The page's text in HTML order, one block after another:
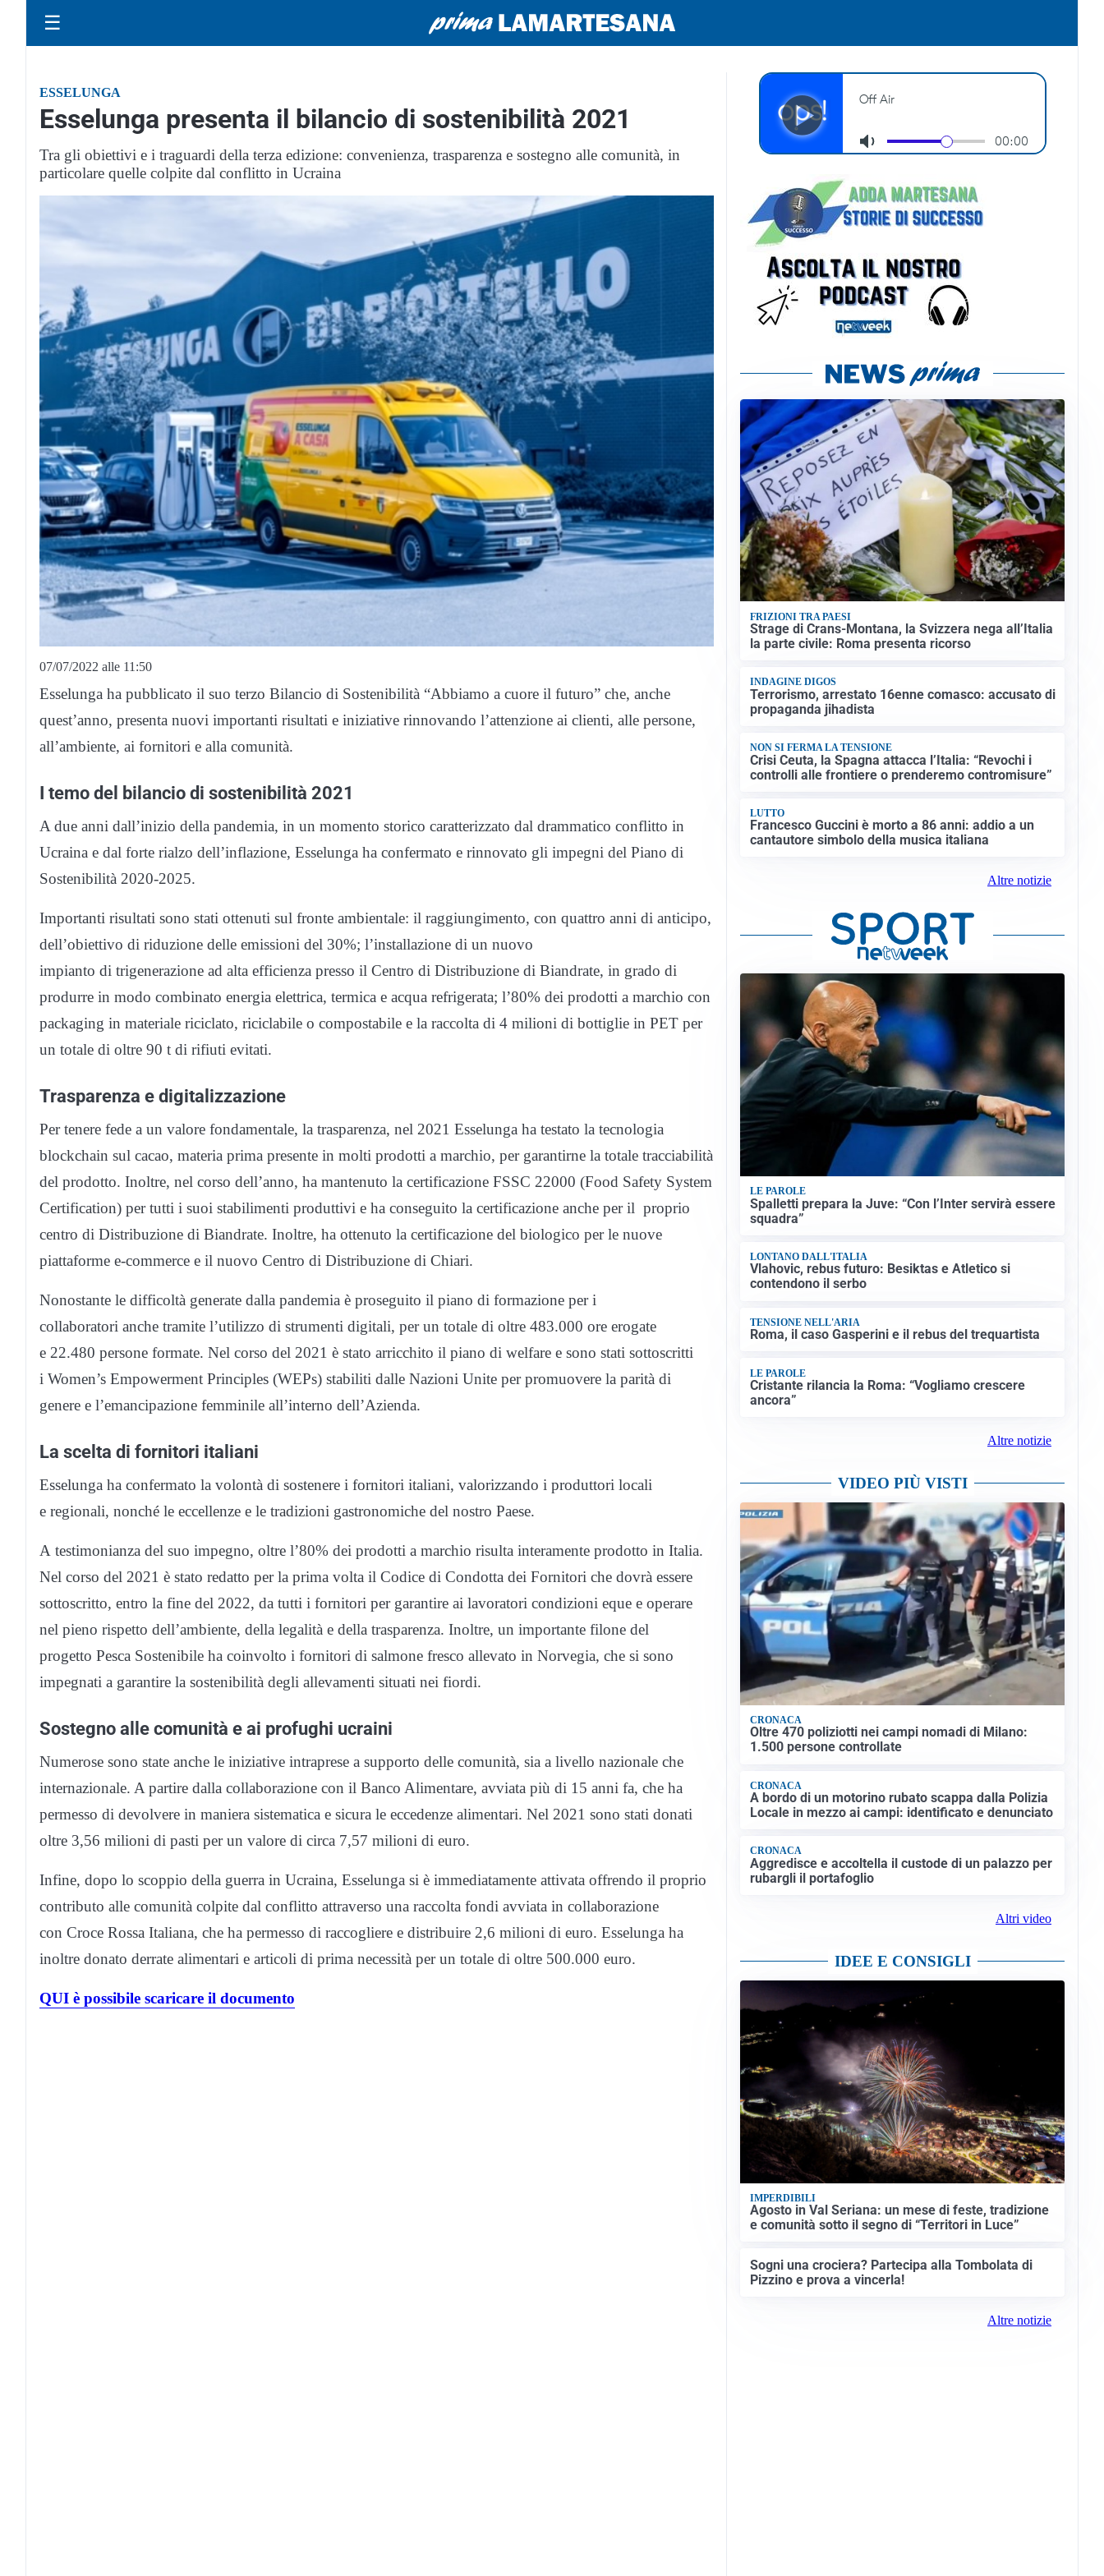
☰
ESSELUNGA
Esselunga presenta il bilancio di sostenibilità 2021
Tra gli obiettivi e i traguardi della terza edizione: convenienza, trasparenza e sostegno alle comunità, in
particolare quelle colpite dal conflitto in Ucraina
07/07/2022 alle 11:50
Esselunga ha pubblicato il suo terzo Bilancio di Sostenibilità “Abbiamo a cuore il futuro” che, anche
quest’anno, presenta nuovi importanti risultati e iniziative rinnovando l’attenzione ai clienti, alle persone,
all’ambiente, ai fornitori e alla comunità.
I temo del bilancio di sostenibilità 2021
A due anni dall’inizio della pandemia, in un momento storico caratterizzato dal drammatico conflitto in
Ucraina e dal forte rialzo dell’inflazione, Esselunga ha confermato e rinnovato gli impegni del Piano di
Sostenibilità 2020-2025.
Importanti risultati sono stati ottenuti sul fronte ambientale: il raggiungimento, con quattro anni di anticipo,
dell’obiettivo di riduzione delle emissioni del 30%; l’installazione di un nuovo
impianto di trigenerazione ad alta efficienza presso il Centro di Distribuzione di Biandrate, in grado di
produrre in modo combinato energia elettrica, termica e acqua refrigerata; l’80% dei prodotti a marchio con
packaging in materiale riciclato, riciclabile o compostabile e la raccolta di 4 milioni di bottiglie in PET per
un totale di oltre 90 t di rifiuti evitati.
Trasparenza e digitalizzazione
Per tenere fede a un valore fondamentale, la trasparenza, nel 2021 Esselunga ha testato la tecnologia
blockchain sul cacao, materia prima presente in molti prodotti a marchio, per garantirne la totale tracciabilità
del prodotto. Inoltre, nel corso dell’anno, ha mantenuto la certificazione FSSC 22000 (Food Safety System
Certification) per tutti i suoi stabilimenti produttivi e ha conseguito la certificazione anche per il proprio
centro di Distribuzione di Biandrate. Inoltre, ha ottenuto la certificazione del biologico per le nuove
piattaforme e-commerce e il nuovo Centro di Distribuzione di Chiari.
Nonostante le difficoltà generate dalla pandemia è proseguito il piano di formazione per i
collaboratori anche tramite l’utilizzo di strumenti digitali, per un totale di oltre 483.000 ore erogate
e 22.480 persone formate. Nel corso del 2021 è stato arricchito il piano di welfare e sono stati sottoscritti
i Women’s Empowerment Principles (WEPs) stabiliti dalle Nazioni Unite per promuovere la parità di
genere e l’emancipazione femminile all’interno dell’Azienda.
La scelta di fornitori italiani
Esselunga ha confermato la volontà di sostenere i fornitori italiani, valorizzando i produttori locali
e regionali, nonché le eccellenze e le tradizioni gastronomiche del nostro Paese.
A testimonianza del suo impegno, oltre l’80% dei prodotti a marchio risulta interamente prodotto in Italia.
Nel corso del 2021 è stato redatto per la prima volta il Codice di Condotta dei Fornitori che dovrà essere
sottoscritto, entro la fine del 2022, da tutti i fornitori per garantire ai lavoratori condizioni eque e operare
nel pieno rispetto dell’ambiente, della legalità e della trasparenza. Inoltre, un importante filone del
progetto Pesca Sostenibile ha coinvolto i fornitori di salmone fresco allevato in Norvegia, che si sono
impegnati a garantire la sostenibilità degli allevamenti situati nei fiordi.
Sostegno alle comunità e ai profughi ucraini
Numerose sono state anche le iniziative intraprese a supporto delle comunità, sia a livello nazionale che
internazionale. A partire dalla collaborazione con il Banco Alimentare, avviata più di 15 anni fa, che ha
permesso di devolvere in maniera sistematica e sicura le eccedenze alimentari. Nel 2021 sono stati donati
oltre 3,56 milioni di pasti per un valore di circa 7,57 milioni di euro.
Infine, dopo lo scoppio della guerra in Ucraina, Esselunga si è immediatamente attivata offrendo il proprio
contributo alle comunità colpite dal conflitto attraverso una raccolta fondi avviata in collaborazione
con Croce Rossa Italiana, che ha permesso di raccogliere e distribuire 2,6 milioni di euro. Esselunga ha
inoltre donato derrate alimentari e articoli di prima necessità per un totale di oltre 500.000 euro.
QUI è possibile scaricare il documento
FRIZIONI TRA PAESI
Strage di Crans-Montana, la Svizzera nega all’Italia
la parte civile: Roma presenta ricorso
INDAGINE DIGOS
Terrorismo, arrestato 16enne comasco: accusato di
propaganda jihadista
NON SI FERMA LA TENSIONE
Crisi Ceuta, la Spagna attacca l’Italia: “Revochi i
controlli alle frontiere o prenderemo contromisure”
LUTTO
Francesco Guccini è morto a 86 anni: addio a un
cantautore simbolo della musica italiana
Altre notizie
LE PAROLE
Spalletti prepara la Juve: “Con l’Inter servirà essere
squadra”
LONTANO DALL'ITALIA
Vlahovic, rebus futuro: Besiktas e Atletico si
contendono il serbo
TENSIONE NELL'ARIA
Roma, il caso Gasperini e il rebus del trequartista
LE PAROLE
Cristante rilancia la Roma: “Vogliamo crescere
ancora”
Altre notizie
VIDEO PIÙ VISTI
CRONACA
Oltre 470 poliziotti nei campi nomadi di Milano:
1.500 persone controllate
CRONACA
A bordo di un motorino rubato scappa dalla Polizia
Locale in mezzo ai campi: identificato e denunciato
CRONACA
Aggredisce e accoltella il custode di un palazzo per
rubargli il portafoglio
Altri video
IDEE E CONSIGLI
IMPERDIBILI
Agosto in Val Seriana: un mese di feste, tradizione
e comunità sotto il segno di “Territori in Luce”
Sogni una crociera? Partecipa alla Tombolata di
Pizzino e prova a vincerla!
Altre notizie